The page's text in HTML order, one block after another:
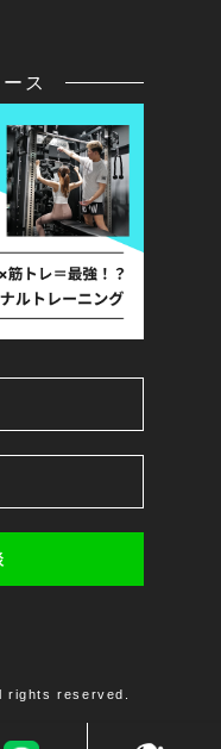
ス
rights reserved.